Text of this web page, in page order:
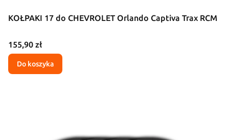
KOŁPAKI 17 do CHEVROLET Orlando Captiva Trax RCM
Cena
155,90 zł
Do koszyka